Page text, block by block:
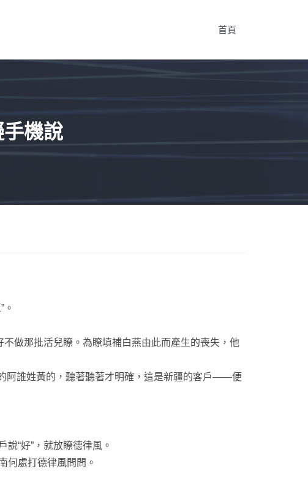
首頁
機說
做那批活兒瞭。為瞭填補白燕由此而產生的喪失，他
阿誰姓黃的，聽著聽著才明確，這是新疆的客戶——便
“好”，就放瞭德律風。
處打德律風問問。